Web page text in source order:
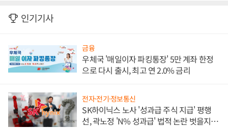
인기기사
금융
우체국 '매일이자 파킹통장' 5만 계좌 한정
으로 다시 출시, 최고 연 2.0% 금리
전자·전기·정보통신
SK하이닉스 노사 '성과급 주식 지급' 평행
선, 곽노정 'N% 성과급' 법적 논란 벗을지 주